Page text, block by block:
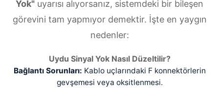
Yok" uyarısı alıyorsanız, sistemdeki bir bileşen
görevini tam yapmıyor demektir. İşte en yaygın
nedenler:
Uydu Sinyal Yok Nasıl Düzeltilir?
Bağlantı Sorunları: Kablo uçlarındaki F konnektörlerin
gevşemesi veya oksitlenmesi.